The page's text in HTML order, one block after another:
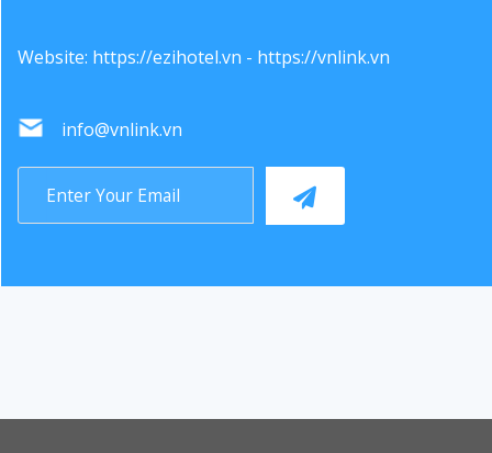
Website: https://ezihotel.vn - https://vnlink.vn
info@vnlink.vn